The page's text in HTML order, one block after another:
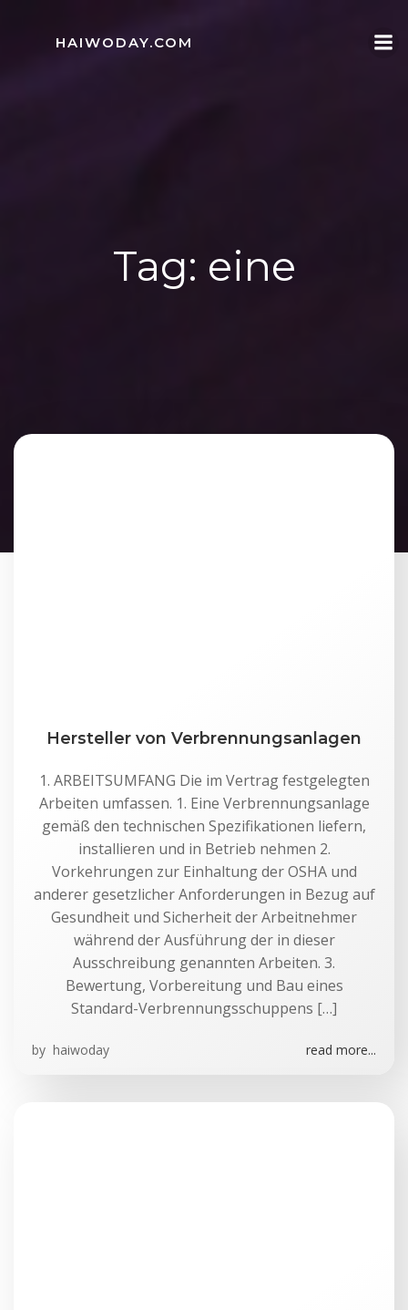
HAIWODAY.COM
Tag: eine
Hersteller von Verbrennungsanlagen
1. ARBEITSUMFANG Die im Vertrag festgelegten
Arbeiten umfassen. 1. Eine Verbrennungsanlage
gemäß den technischen Spezifikationen liefern,
installieren und in Betrieb nehmen 2.
Vorkehrungen zur Einhaltung der OSHA und
anderer gesetzlicher Anforderungen in Bezug auf
Gesundheit und Sicherheit der Arbeitnehmer
während der Ausführung der in dieser
Ausschreibung genannten Arbeiten. 3.
Bewertung, Vorbereitung und Bau eines
Standard-Verbrennungsschuppens […]
by haiwoday read more...